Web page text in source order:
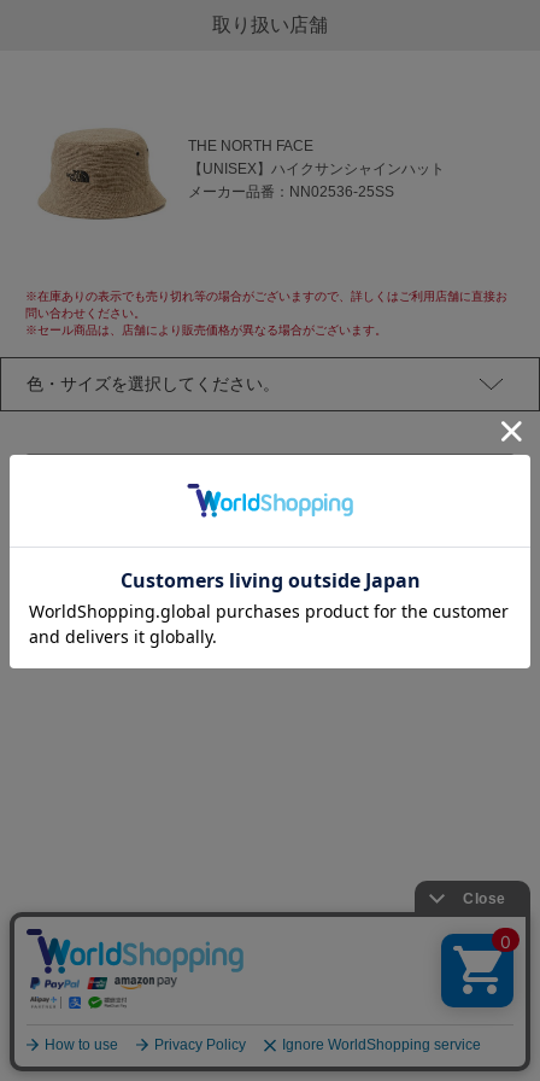
取り扱い店舗
THE NORTH FACE
【UNISEX】ハイクサンシャインハット
メーカー品番： NN02536-25SS
※在庫ありの表示でも売り切れ等の場合がございますので、詳しくはご利用店舗に直接お
問い合わせください。
※セール商品は、店舗により販売価格が異なる場合がございます。